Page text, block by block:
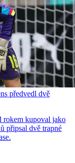
předvedl dvě
rokem kupoval jako
připsal dvě trapné